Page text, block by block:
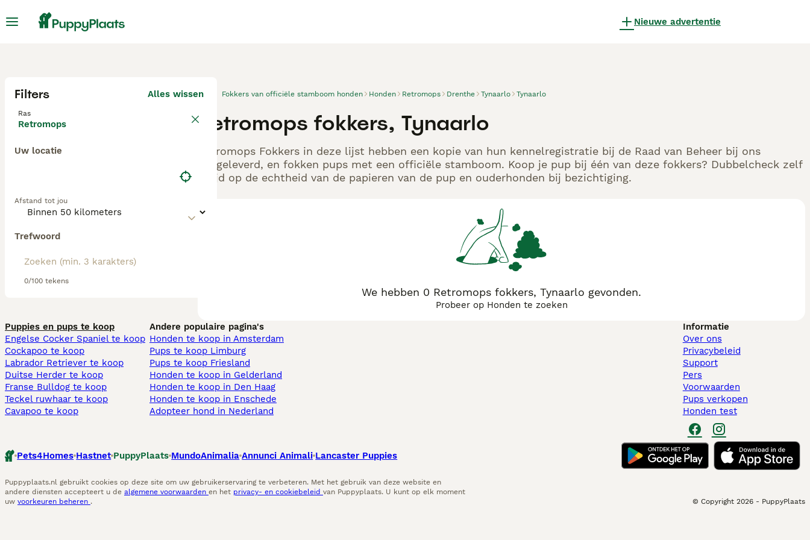
Nieuwe advertentie
Filters Alles wissen
Ras
Retromops
Uw locatie
Afstand tot jou
Trefwoord
0/100 tekens
Fokkers van officiële stamboom honden Honden Retromops Drenthe Tynaarlo Tynaarlo
Retromops fokkers, Tynaarlo
Retromops Fokkers in deze lijst hebben een kopie van hun kennelregistratie bij de Raad van Beheer bij ons
aangeleverd, en fokken pups met een officiële stamboom. Koop je pup bij één van deze fokkers? Dubbelcheck zelf
altijd op de echtheid van de papieren van de pup en ouderhonden bij bezichtiging.
We hebben 0 Retromops fokkers, Tynaarlo gevonden.
Probeer op Honden te zoeken
Puppies en pups te koop
Engelse Cocker Spaniel te koop
Cockapoo te koop
Labrador Retriever te koop
Duitse Herder te koop
Franse Bulldog te koop
Teckel ruwhaar te koop
Cavapoo te koop
Andere populaire pagina's
Honden te koop in Amsterdam
Pups te koop Limburg​
Pups te koop Friesland​
Honden te koop in Gelderland
Honden te koop in Den Haag
Honden te koop in Enschede
Adopteer hond in Nederland
Informatie
Over ons
Privacybeleid
Support
Pers
Voorwaarden
Pups verkopen
Honden test
Pets4Homes Hastnet PuppyPlaats MundoAnimalia Annunci Animali Lancaster Puppies
Puppyplaats.nl gebruikt cookies op deze site om uw gebruikerservaring te verbeteren. Met het gebruik van deze website en
andere diensten accepteert u de algemene voorwaarden en het privacy- en cookiebeleid van Puppyplaats. U kunt op elk moment
uw voorkeuren beheren . © Copyright 2026 - PuppyPlaats